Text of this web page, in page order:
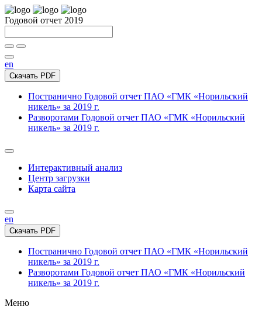
Годовой отчет 2019
en
Скачать PDF
Постранично Годовой отчет ПАО «ГМК «Норильский
никель» за 2019 г.
Разворотами Годовой отчет ПАО «ГМК «Норильский
никель» за 2019 г.
Интерактивный анализ
Центр загрузки
Карта сайта
en
Скачать PDF
Постранично Годовой отчет ПАО «ГМК «Норильский
никель» за 2019 г.
Разворотами Годовой отчет ПАО «ГМК «Норильский
никель» за 2019 г.
Меню